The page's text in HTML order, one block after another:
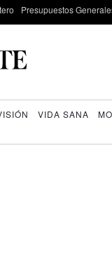
Presupuestos
VIDA SANA